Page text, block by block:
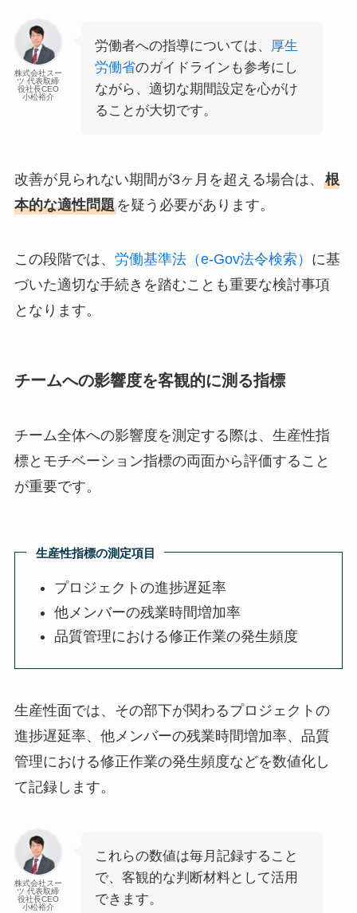
株式会社スー
ツ 代表取締
役社長CEO
小松裕介
労働者への指導については、 厚生
労働省のガイドラインも参考にし
ながら、適切な期間設定を心がけ
ることが大切です。
改善が見られない期間が3ヶ月を超える場合は、 根
本的な適性問題を疑う必要があります。
この段階では、 労働基準法（e-Gov法令検索） に基
づいた適切な手続きを踏むことも重要な検討事項
となります。
チームへの影響度を客観的に測る指標
チーム全体への影響度を測定する際は、生産性指
標とモチベーション指標の両面から評価すること
が重要です。
生産性指標の測定項目
プロジェクトの進捗遅延率
他メンバーの残業時間増加率
品質管理における修正作業の発生頻度
生産性面では、その部下が関わるプロジェクトの
進捗遅延率、他メンバーの残業時間増加率、品質
管理における修正作業の発生頻度などを数値化し
て記録します。
株式会社スー
ツ 代表取締
役社長CEO
小松裕介
これらの数値は毎月記録すること
で、客観的な判断材料として活用
できます。